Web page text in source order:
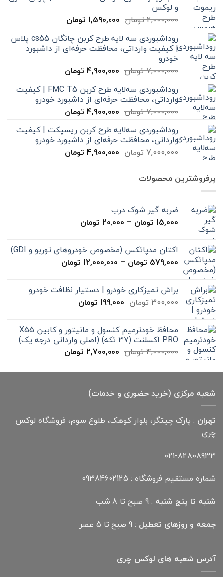
و لوکس
2,000,000تومان قیمت
2,000,000 تومان
بود.
1,590,000 تومانقیمت
1,590,000 تومان
است.
روداشبوردی سه‌ لایه طرح کربن چانگان cs55 پلاس
| کیفیت وارداتی، محافظت حرفه‌ای از داشبورد
خودرو
7,000,000تومان قیمت
7,000,000 تومان
بود.
4,900,000 تومانقیمت
4,900,000 تومان
است.
روداشبوردی سه‌لایه طرح کربن FMC T5 | کیفیت
وارداتی، محافظت حرفه‌ای از داشبورد خودرو
7,000,000تومان قیمت
7,000,000 تومان
بود.
4,900,000 تومانقیمت
4,900,000 تومان
است.
روداشبوردی سه‌لایه طرح کربن ریسپکت | کیفیت
وارداتی، محافظت حرفه‌ای از داشبورد خودرو
7,000,000تومان قیمت
4,900,000 تومانقیمت
پرفروشترین محصولات
ضربه گیر شوک درب
15,000 تومان –
20,000 تومان
تا
20,000 تومان
اکتان مدپاتکس (مخصوص خودروهای توربو و GDI)
579,000 تومان –
12,000,000 تومان
تا
براش تمیزکاری خودرو | دستیار نظافت خودرو
300,000تومان قیمت
بود.
199,000 تومانقیمت
199,000 تومان
است. محافظ خودترمیم کنسول و مانیتور و کابین X55
PRO اکسلنت (37 تکه) (اصلی وارداتی درجه یک)
4,000,000تومان قیمت
4,000,000 تومان
2,700,000 تومانقیمت
2,700,000 تومان
شعبه مرکزی (خرید حضوری و خدمات)
تهران : پارک چیتگر، بلوار کوهک، طلوع سوم، فروشگاه لوکس
چری
021-82808933
شماره مستقیم فروشگاه : 09384602125
شنبه تا پنج شنبه : 9 صبح تا 8 شب
جمعه و روزهای تعطیل : 9 صبح تا 5 عصر
آدرس شعبه های لوکس چری